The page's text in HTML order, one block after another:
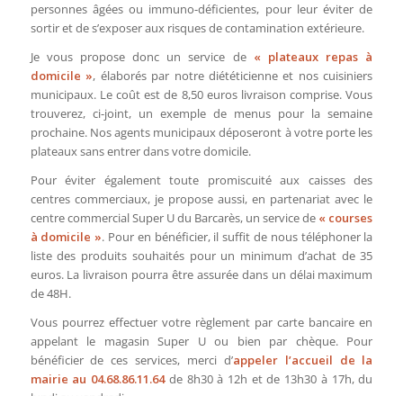
personnes âgées ou immuno-déficientes, pour leur éviter de
sortir et de s’exposer aux risques de contamination extérieure.
Je vous propose donc un service de « plateaux repas à
domicile », élaborés par notre diététicienne et nos cuisiniers
municipaux. Le coût est de 8,50 euros livraison comprise. Vous
trouverez, ci-joint, un exemple de menus pour la semaine
prochaine. Nos agents municipaux déposeront à votre porte les
plateaux sans entrer dans votre domicile.
Pour éviter également toute promiscuité aux caisses des
centres commerciaux, je propose aussi, en partenariat avec le
centre commercial Super U du Barcarès, un service de « courses
à domicile ». Pour en bénéficier, il suffit de nous téléphoner la
liste des produits souhaités pour un minimum d’achat de 35
euros. La livraison pourra être assurée dans un délai maximum
de 48H.
Vous pourrez effectuer votre règlement par carte bancaire en
appelant le magasin Super U ou bien par chèque. Pour
bénéficier de ces services, merci d’appeler l’accueil de la
mairie au 04.68.86.11.64de 8h30 à 12h et de 13h30 à 17h, du